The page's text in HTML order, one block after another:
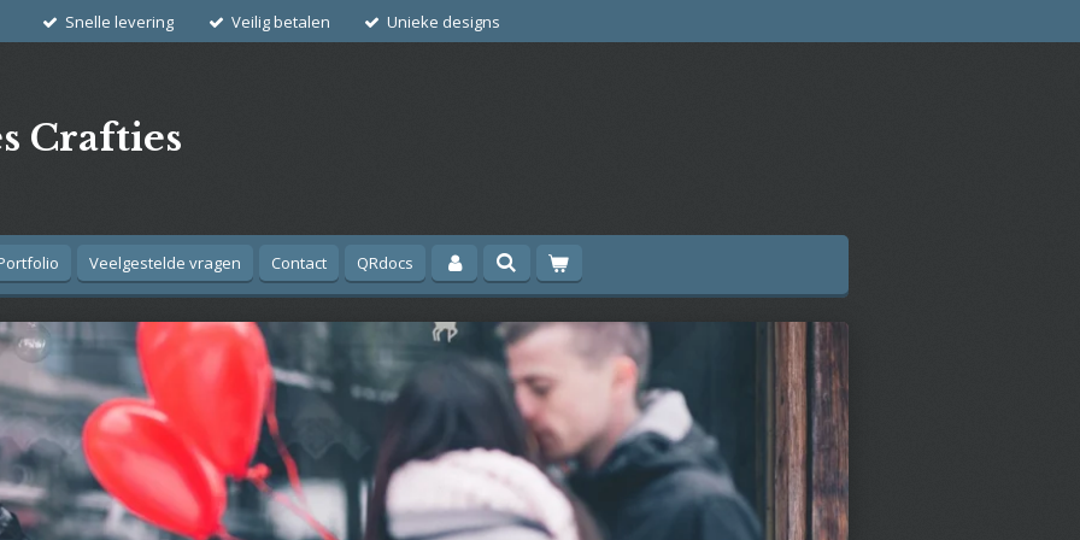
Snelle levering Veilig betalen Unieke designs
Crafties
Veelgestelde vragen Contact QRdocs